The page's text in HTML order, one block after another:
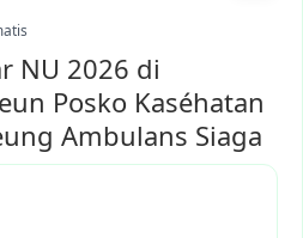
NU 2026 di
Posko Kaséhatan
Ambulans Siaga